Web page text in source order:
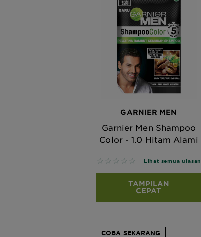
GARNIER MEN
Garnier Men Shampoo
Color - 1.0 Hitam Alami
No reviews Lihat semua ulasan
TAMPILAN
CEPAT
COBA SEKARANG